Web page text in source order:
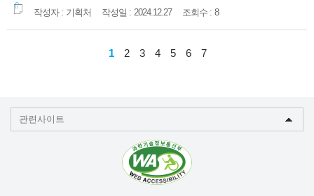
기획처 2024.12.27 8
1 2 3 4 5 6 7
관련사이트